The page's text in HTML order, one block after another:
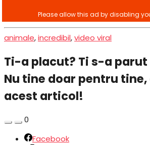
animale,incredibil,video viral
Ti-a placut? Ti s-a
Nu tine doar pentru
acest articol!
0
Facebook